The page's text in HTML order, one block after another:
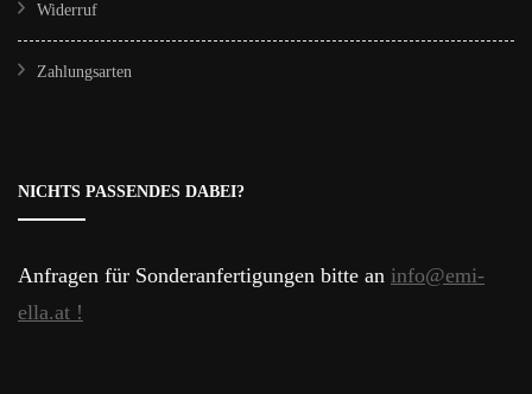
Widerruf
Zahlungsarten
NICHTS PASSENDES DABEI?
Anfragen für Sonderanfertigungen bitte an info@emi-
ella.at !